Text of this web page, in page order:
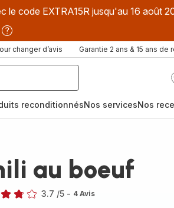
le code EXTRA15R jusqu'au 16 août
changer d’avis Garantie 2 ans & 15 ans de
reconditionnésNos servicesNos
au boeuf
3.7 /5 - 4 Avis